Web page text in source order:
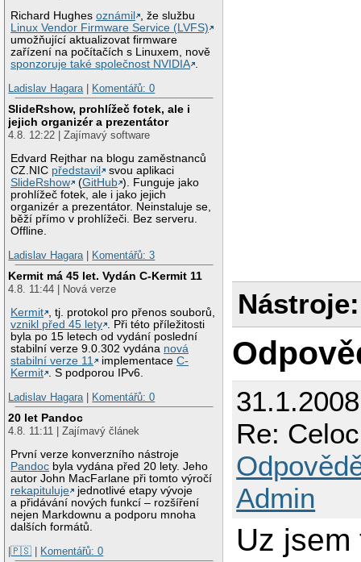
Richard Hughesoznámil
, že službu
Linux Vendor Firmware Service (LVFS)
umožňující aktualizovat firmware
zařízení na počítačích s Linuxem, nově
sponzoruje také společnost NVIDIA .
Ladislav Hagara | Komentářů: 0
SlideRshow, prohlížeč fotek, ale i
jejich organizér a prezentátor
4.8. 12:22 | Zajímavý software
Edvard Rejthar na blogu zaměstnanců
CZ.NIC představil
svou aplikaci
SlideRshow
(GitHub ). Funguje jako
prohlížeč fotek, ale i jako jejich
organizér a prezentátor. Neinstaluje se,
běží přímo v prohlížeči. Bez serveru.
Offline.
Ladislav Hagara | Komentářů: 3
Kermit má 45 let. Vydán C-Kermit 11
4.8. 11:44 | Nová verze
Kermit , tj. protokol pro přenos souborů,
vznikl před 45 lety . Při této příležitosti
byla po 15 letech od vydání poslední
stabilní verze 9.0.302 vydána nová
stabilní verze 11
implementaceC-
Kermit . S podporou IPv6.
Ladislav Hagara | Komentářů: 0
20 let Pandoc
4.8. 11:11 | Zajímavý článek
První verze konverzního nástroje
Pandoc byla vydána před 20 lety. Jeho
autor John MacFarlane při tomto výročí
rekapituluje
jednotlivé etapy vývoje
a přidávání nových funkcí – rozšíření
nejen Markdownu a podporu mnoha
dalších formátů.
|🇵🇸 | Komentářů: 0
Nástroje:
Re:
Admin
Uz